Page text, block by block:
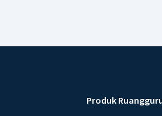
Produk